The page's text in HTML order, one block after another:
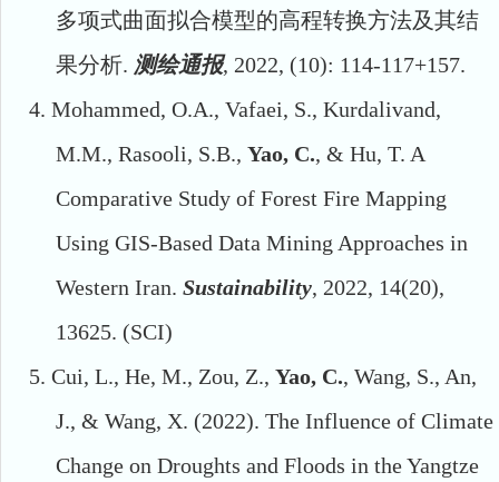
多项式曲面拟合模型的高程转换方法及其结
果分析. 测绘通报, 2022, (10): 114-117+157.
4. Mohammed, O.A., Vafaei, S., Kurdalivand,
M.M., Rasooli, S.B., Yao, C., & Hu, T. A
Comparative Study of Forest Fire Mapping
Using GIS-Based Data Mining Approaches in
Western Iran. Sustainability, 2022, 14(20),
13625. (SCI)
5. Cui, L., He, M., Zou, Z., Yao, C., Wang, S., An,
J., & Wang, X. (2022). The Influence of Climate
Change on Droughts and Floods in the Yangtze